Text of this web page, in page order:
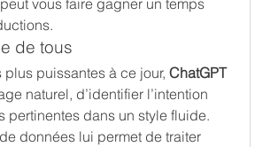
vous faire gagner un temps
de tous
puissantes à ce jour, ChatGPT
naturel, d’identifier l’intention
pertinentes dans un style fluide.
données lui permet de traiter